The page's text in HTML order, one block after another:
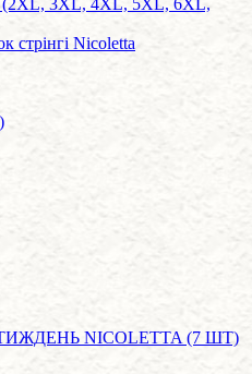
(2XL, 3XL, 4XL, 5XL, 6XL,
стрінгі Nicoletta
NICOLETTA (7 ШТ)